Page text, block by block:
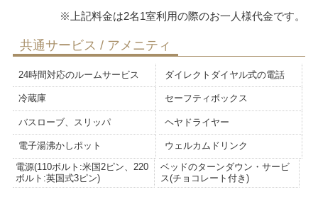
共通サービス / アメニティ
24時間対応のルームサービス ダイレクトダイヤル式の電話
冷蔵庫 セーフティボックス
バスローブ、スリッパ ヘヤドライヤー
電子湯沸かしポット
ウェルカムドリンク
電源(110ボルト:米国2ピン、220
ボルト:英国式3ピン)
ベッドのターンダウン・サービ
ス(チョコレート付き)